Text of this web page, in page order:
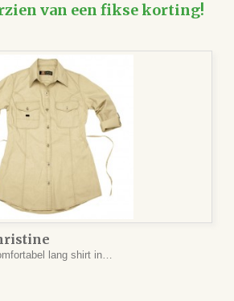
van een fikse korting!
lang shirt in…